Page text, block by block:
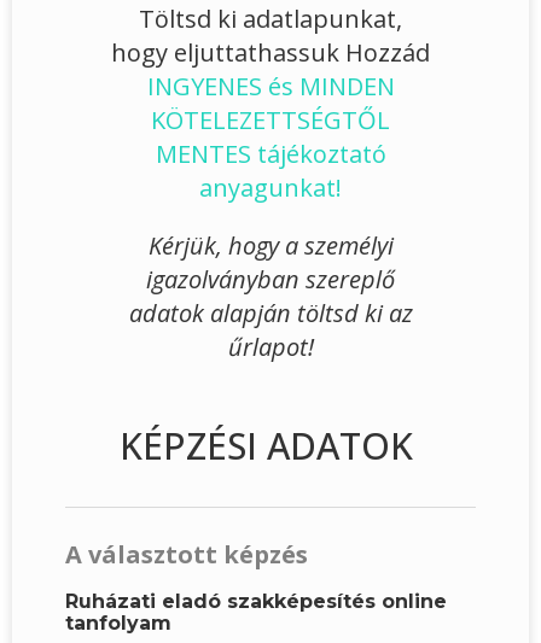
Töltsd ki adatlapunkat,
hogy eljuttathassuk Hozzád
INGYENES és MINDEN
KÖTELEZETTSÉGTŐL
MENTES tájékoztató
anyagunkat!
Kérjük, hogy a személyi
igazolványban szereplő
adatok alapján töltsd ki az
űrlapot!
KÉPZÉSI ADATOK
A választott képzés
Ruházati eladó szakképesítés online
tanfolyam